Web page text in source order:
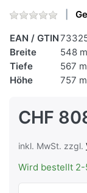
EAN / GTIN
Breite
548
Tiefe
567
Höhe
757
CHF
inkl. MwSt. zzgl.
Wird bestellt 2-